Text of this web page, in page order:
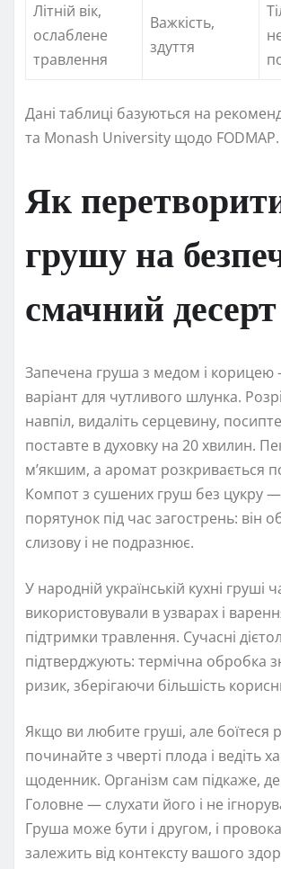
Літній вік,
ослаблене
травлення
Важкість,
здуття
Дані таблиці базуються на
та Monash University щодо FODMAP.
Як
грушу на
смачний десерт
Запечена груша з медом і корицею
варіант для чутливого шлунка.
навпіл, видаліть серцевину,
поставте в духовку на 20 хвилин.
м’якшим, а аромат розкривається
Компот з сушених груш без цукру
порятунок під час загострень: він
слизову і не подразнює.
У народній українській кухні груші
використовували в узварах і
підтримки травлення. Сучасні
підтверджують: термічна обробка
ризик, зберігаючи більшість
Якщо ви любите груші, але боїтеся
починайте з чверті плода і ведіть
щоденник. Організм сам підкаже,
Головне — слухати його і не
Груша може бути і другом, і
залежить від контексту вашого